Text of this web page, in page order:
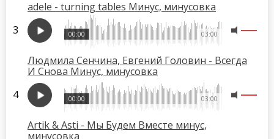
adele - turning tables Минус, минусовка
03:00
00:00
Людмила Сенчина, Евгений Головин - Всегда
И Снова Минус, минусовка
03:00
00:00
Artik & Asti - Мы Будем Вместе минус,
минусовка